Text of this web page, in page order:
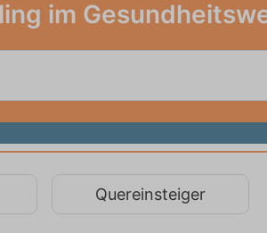
im
Quereinsteiger